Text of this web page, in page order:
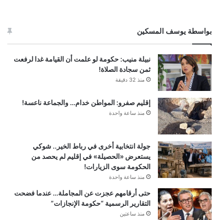
بواسطة يوسف المسكين
نبيلة منيب: حكومة لو علمت أن القيامة غدا لرفعت
ثمن سجادة الصلاة!
منذ 32 دقيقة
إقليم صفرو: المواطن خدام… والجماعة ناعسة!
منذ ساعة واحدة
جولة انتخابية أخرى في رباط الخير.. شوكي
يستعرض «الحصيلة» في إقليم لم يحصد من
الحكومة سوى الزيارات!
منذ ساعة واحدة
حتى أرقامهم عجزت عن المجاملة… عندما فضحت
التقارير الرسمية “حكومة الإنجازات”
منذ ساعتين